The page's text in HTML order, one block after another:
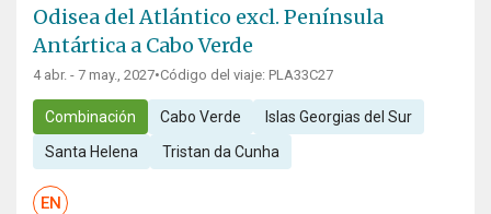
Odisea del Atlántico excl. Península
Antártica a Cabo Verde
4 abr. - 7 may., 2027•Código del viaje: PLA33C27
Combinación Cabo Verde Islas Georgias del Sur
Santa Helena Tristan da Cunha
EN